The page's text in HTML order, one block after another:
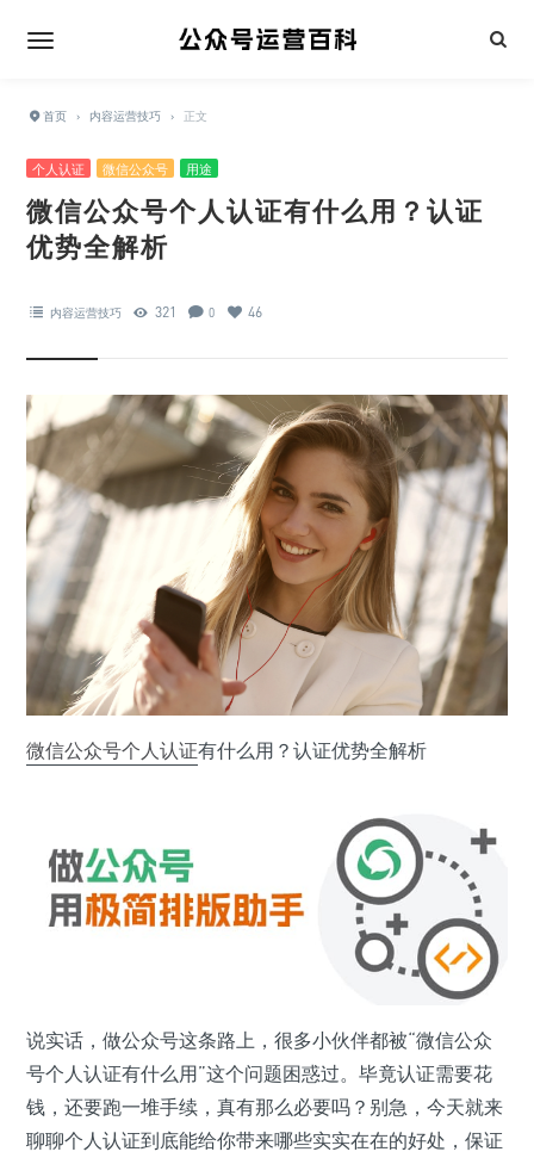
首页 › 内容运营技巧 › 正文
个人认证 微信公众号 用途
微信公众号个人认证有什么用？认证
优势全解析
内容运营技巧 321 0 46
微信公众号个人认证有什么用？认证优势全解析
说实话，做公众号这条路上，很多小伙伴都被“微信公众
号个人认证有什么用”这个问题困惑过。毕竟认证需要花
钱，还要跑一堆手续，真有那么必要吗？别急，今天就来
聊聊个人认证到底能给你带来哪些实实在在的好处，保证